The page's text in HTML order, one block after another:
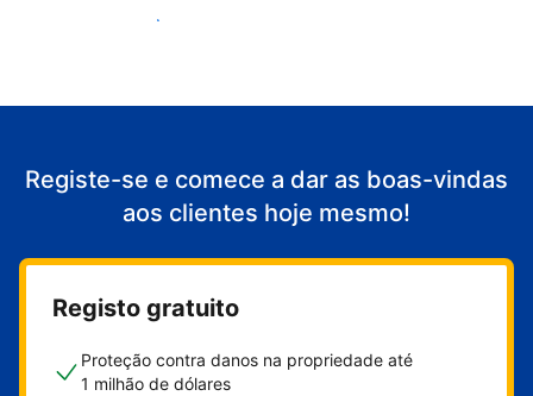
Comece a receber clientes
Registe-se e comece a dar as boas-vindas
aos clientes hoje mesmo!
Registo gratuito
Proteção contra danos na propriedade até
1 milhão de dólares